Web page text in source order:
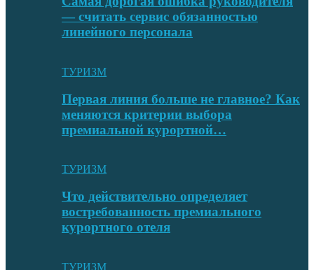
— считать сервис обязанностью
линейного персонала
ТУРИЗМ
Первая линия больше не главное? Как
меняются критерии выбора
премиальной курортной…
ТУРИЗМ
Что действительно определяет
востребованность премиального
курортного отеля
ТУРИЗМ